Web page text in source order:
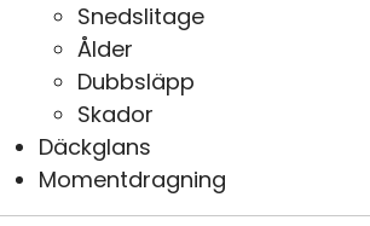
Snedslitage
Ålder
Dubbsläpp
Skador
Däckglans
Momentdragning